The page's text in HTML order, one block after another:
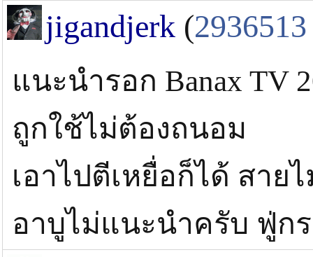
jigandjerk (2936513
แนะนำรอก Banax TV
ถูกใช้ไม่ต้องถนอม
เอาไปตีเหยื่อก็ได้ สาย
อาบูไม่แนะนำครับ ฟู่ก